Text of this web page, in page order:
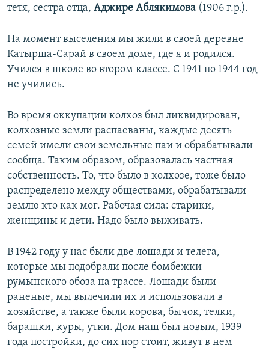
тетя, сестра отца, Аджире Аблякимова (1906 г.р.).
На момент выселения мы жили в своей деревне
Катырша-Сарай в своем доме, где я и родился.
Учился в школе во втором классе. С 1941 по 1944 год
не учились.
Во время оккупации колхоз был ликвидирован,
колхозные земли распаеваны, каждые десять
семей имели свои земельные паи и обрабатывали
сообща. Таким образом, образовалась частная
собственность. То, что было в колхозе, тоже было
распределено между обществами, обрабатывали
землю кто как мог. Рабочая сила: старики,
женщины и дети. Надо было выживать.
В 1942 году у нас были две лошади и телега,
которые мы подобрали после бомбежки
румынского обоза на трассе. Лошади были
раненые, мы вылечили их и использовали в
хозяйстве, а также были корова, бычок, телки,
барашки, куры, утки. Дом наш был новым, 1939
года постройки, до сих пор стоит, живут в нем